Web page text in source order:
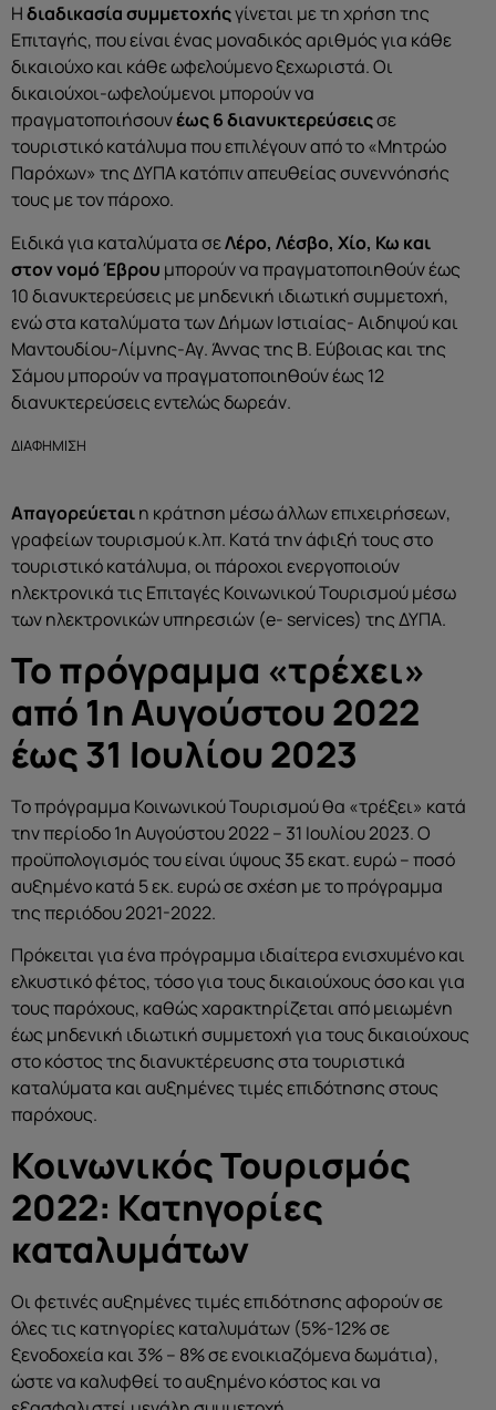
Ηδιαδικασία συμμετοχήςγίνεται με τη χρήση της
Επιταγής, που είναι ένας μοναδικός αριθμός για κάθε
δικαιούχο και κάθε ωφελούμενο ξεχωριστά. Οι
δικαιούχοι-ωφελούμενοι μπορούν να
πραγματοποιήσουνέως 6 διανυκτερεύσειςσε
τουριστικό κατάλυμα που επιλέγουν από το «Μητρώο
Παρόχων» της ΔΥΠΑ κατόπιν απευθείας συνεννόησής
τους με τον πάροχο.
Ειδικά για καταλύματα σεΛέρο, Λέσβο, Χίο, Κω και
στον νομό Έβρου μπορούν να πραγματοποιηθούν έως
10 διανυκτερεύσεις με μηδενική ιδιωτική συμμετοχή,
ενώ στα καταλύματα των Δήμων Ιστιαίας- Αιδηψού και
Μαντουδίου-Λίμνης-Αγ. Άννας της Β. Εύβοιας και της
Σάμου μπορούν να πραγματοποιηθούν έως 12
διανυκτερεύσεις εντελώς δωρεάν.
ΔΙΑΦΗΜΙΣΗ
Απαγορεύεταιη κράτηση μέσω άλλων επιχειρήσεων,
γραφείων τουρισμού κ.λπ. Κατά την άφιξή τους στο
τουριστικό κατάλυμα, οι πάροχοι ενεργοποιούν
ηλεκτρονικά τις Επιταγές Κοινωνικού Τουρισμού μέσω
των ηλεκτρονικών υπηρεσιών (e- services) της ΔΥΠΑ.
Το πρόγραμμα «τρέχει»
από 1η Αυγούστου 2022
έως 31 Ιουλίου 2023
Το πρόγραμμα Κοινωνικού Τουρισμού θα «τρέξει» κατά
την περίοδο 1η Αυγούστου 2022 – 31 Ιουλίου 2023. Ο
προϋπολογισμός του είναι ύψους 35 εκατ. ευρώ – ποσό
αυξημένο κατά 5 εκ. ευρώ σε σχέση με το πρόγραμμα
της περιόδου 2021-2022.
Πρόκειται για ένα πρόγραμμα ιδιαίτερα ενισχυμένο και
ελκυστικό φέτος, τόσο για τους δικαιούχους όσο και για
τους παρόχους, καθώς χαρακτηρίζεται από μειωμένη
έως μηδενική ιδιωτική συμμετοχή για τους δικαιούχους
στο κόστος της διανυκτέρευσης στα τουριστικά
καταλύματα και αυξημένες τιμές επιδότησης στους
παρόχους.
Κοινωνικός Τουρισμός
2022: Κατηγορίες
καταλυμάτων
Οι φετινές αυξημένες τιμές επιδότησης αφορούν σε
όλες τις κατηγορίες καταλυμάτων (5%-12% σε
ξενοδοχεία και 3% – 8% σε ενοικιαζόμενα δωμάτια),
ώστε να καλυφθεί το αυξημένο κόστος και να